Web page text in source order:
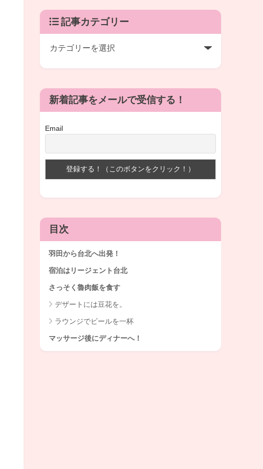
記事カテゴリー
新着記事をメールで受信する！
Email
目次
羽田から台北へ出発！
宿泊はリージェント台北
さっそく魯肉飯を食す
デザートには豆花を。
ラウンジでビールを一杯
マッサージ後にディナーへ！